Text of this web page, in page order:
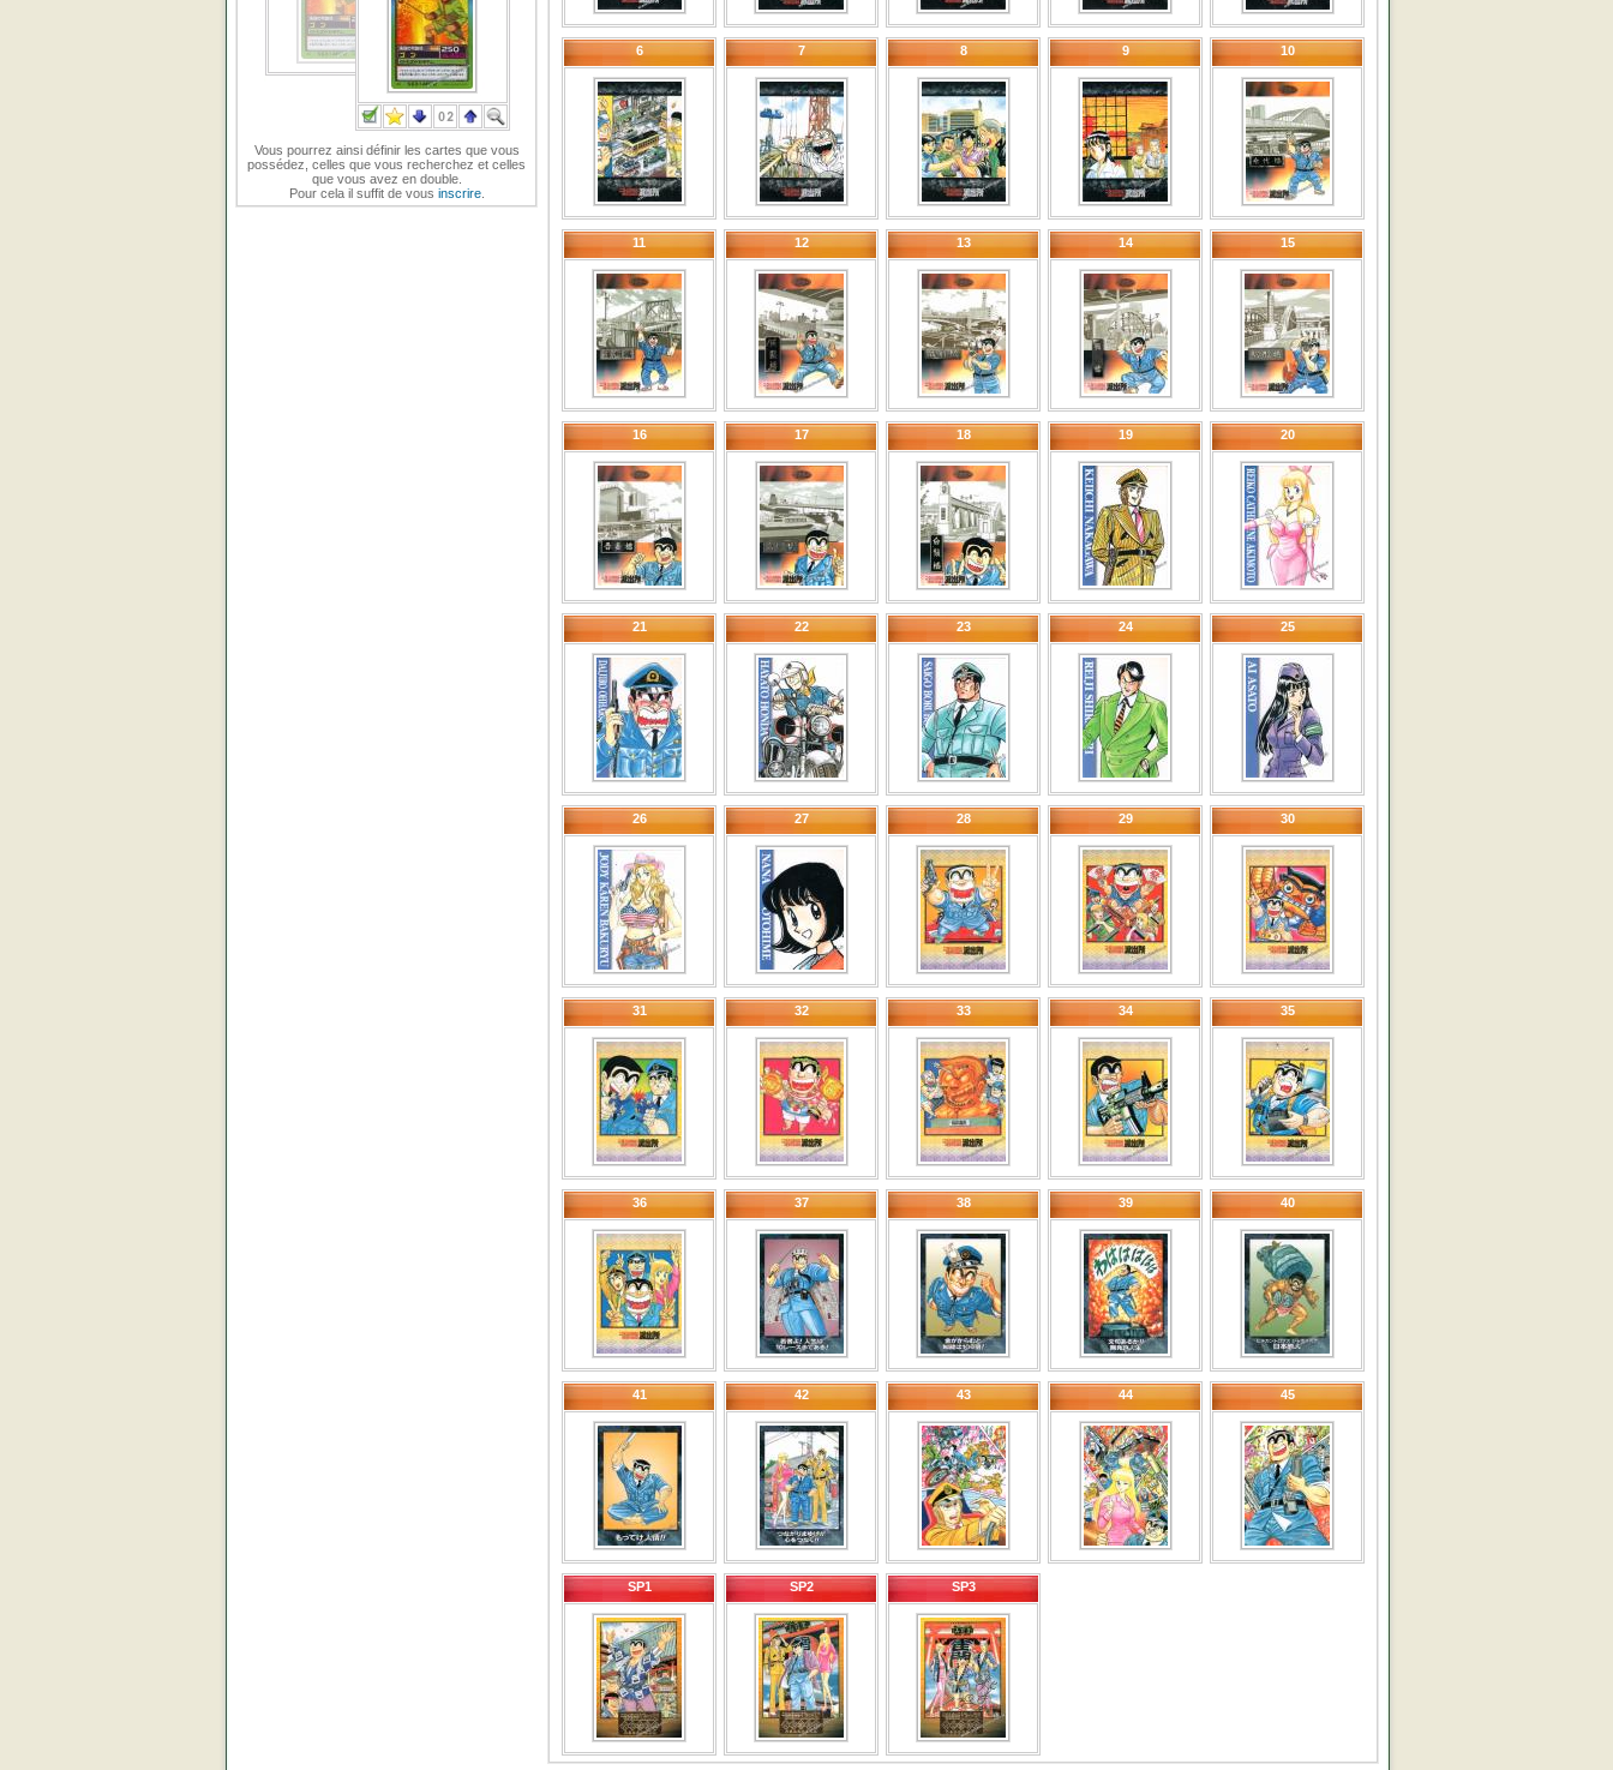
Vous pourrez ainsi définir les cartes que vous
possédez, celles que vous recherchez et celles
que vous avez en double.
Pour cela il suffit de vous inscrire.
6 7 8 9 10
11 12 13 14 15
16 17 18 19 20
21 22 23 24 25
26 27 28 29 30
31 32 33 34 35
36 37 38 39 40
41 42 43 44 45
SP1 SP2 SP3